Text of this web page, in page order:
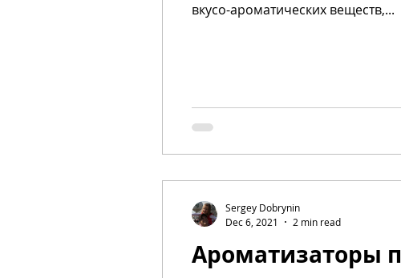
вкусо-ароматических веществ,...
Ароматизаторы
Sergey Dobrynin
Dec 6, 2021
2 min read